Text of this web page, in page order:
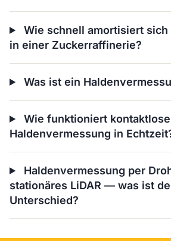
Wie schnell amortisiert sich
in einer Zuckerraffinerie?
Was ist ein
Wie funktioniert kontaktlose
Haldenvermessung in
Haldenvermessung per
stationäres LiDAR — was ist
Unterschied?